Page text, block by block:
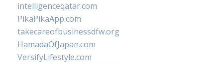
intelligenceqatar.com
PikaPikaApp.com
takecareofbusinessdfw.org
HamadaOfJapan.com
VersifyLifestyle.com